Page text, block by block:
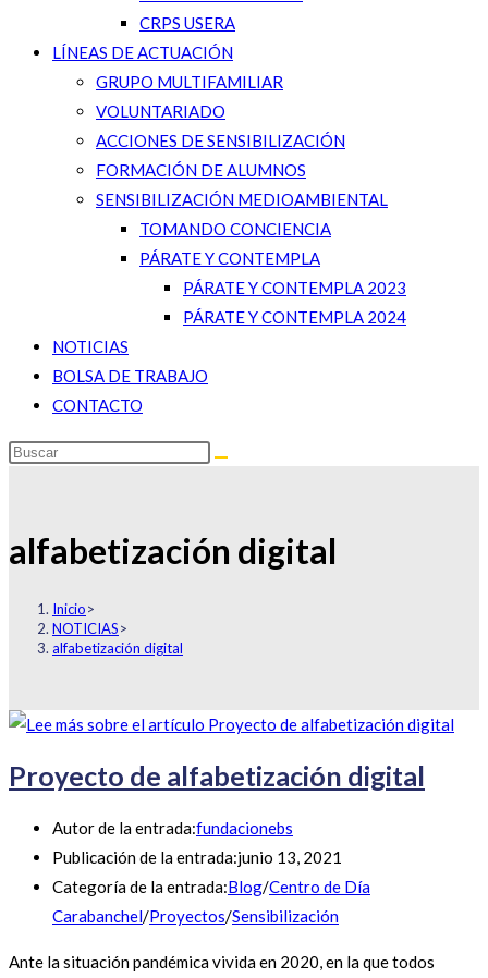
CRPS USERA
LÍNEAS DE ACTUACIÓN
GRUPO MULTIFAMILIAR
VOLUNTARIADO
ACCIONES DE SENSIBILIZACIÓN
FORMACIÓN DE ALUMNOS
SENSIBILIZACIÓN MEDIOAMBIENTAL
TOMANDO CONCIENCIA
PÁRATE Y CONTEMPLA
PÁRATE Y CONTEMPLA 2023
PÁRATE Y CONTEMPLA 2024
NOTICIAS
BOLSA DE TRABAJO
CONTACTO
alfabetización digital
Inicio>
NOTICIAS>
alfabetización digital
Proyecto de alfabetización digital
Autor de la entrada:fundacionebs
Publicación de la entrada:junio 13, 2021
Categoría de la entrada:Blog/Centro de Día
Carabanchel/Proyectos/Sensibilización
Ante la situación pandémica vivida en 2020, en la que todos